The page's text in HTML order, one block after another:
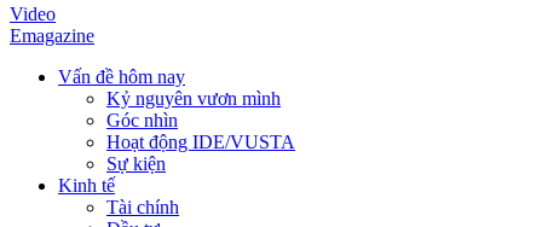
Video
Emagazine
Vấn đề hôm nay
Kỷ nguyên vươn mình
Góc nhìn
Hoạt động IDE/VUSTA
Sự kiện
Kinh tế
Tài chính